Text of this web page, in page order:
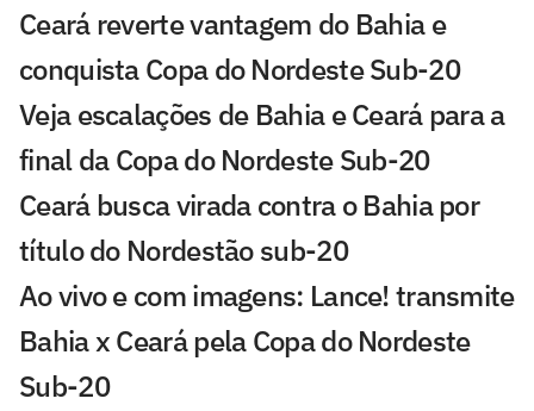
Ceará reverte vantagem do Bahia e
conquista Copa do Nordeste Sub-20
Veja escalações de Bahia e Ceará para a
final da Copa do Nordeste Sub-20
Ceará busca virada contra o Bahia por
título do Nordestão sub-20
Ao vivo e com imagens: Lance! transmite
Bahia x Ceará pela Copa do Nordeste
Sub-20